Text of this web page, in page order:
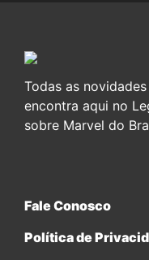
Todas as
encontra aqui no
sobre Marvel do
Fale Conosco
Política de